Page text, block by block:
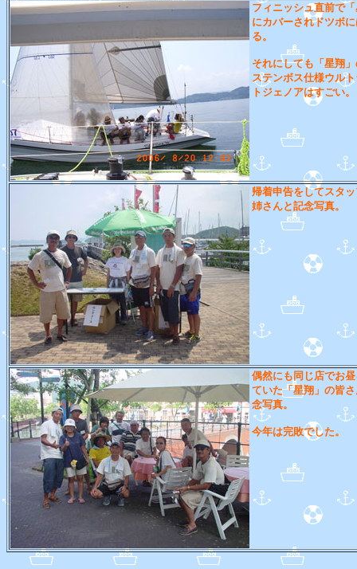
フィニッシュ直前で
にカバーされドツボ
る。
それにしても「星翔
ステンボス仕様ウル
トジェノアはすごい。
帰着申告をしてスタ
姉さんと記念写真。
偶然にも同じ店でお
ていた「星翔」の皆
念写真。
今年は完敗でした。